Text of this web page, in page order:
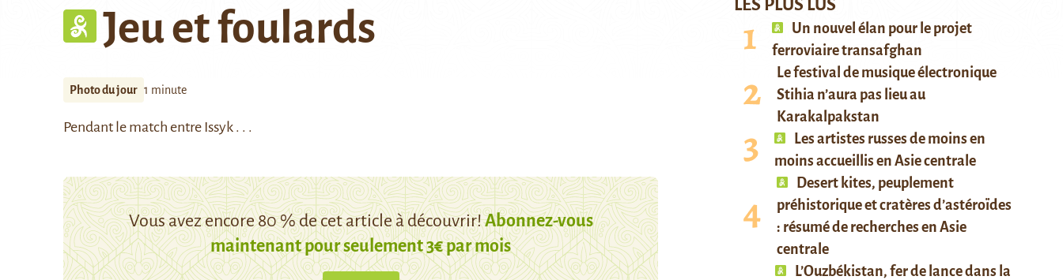
Jeu et foulards
Photo du jour 1 minute
Pendant le match entre Issyk . . .
Vous avez encore 80 % de cet article à découvrir!Abonnez-vous
maintenant pour seulement 3€ par mois
LES PLUS LUS
Un nouvel élan pour le projet
ferroviaire transafghan
Le festival de musique électronique
Stihia n’aura pas lieu au
Karakalpakstan
Les artistes russes de moins en
moins accueillis en Asie centrale
Desert kites, peuplement
préhistorique et cratères d’astéroïdes
: résumé de recherches en Asie
centrale
L’Ouzbékistan, fer de lance dans la